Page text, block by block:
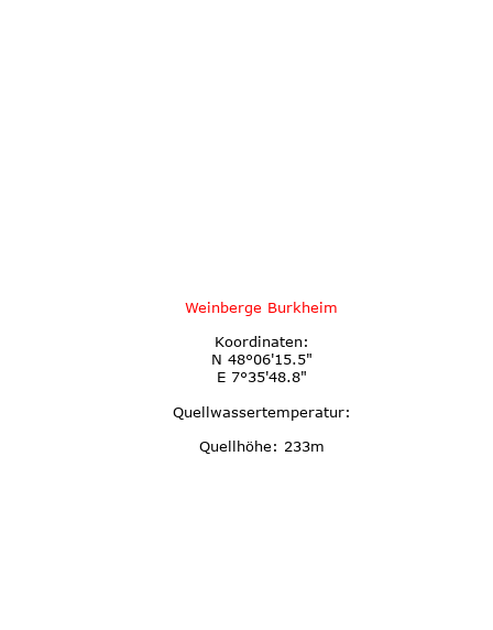
Weinberge Burkheim
Koordinaten:
N 48°06'15.5"
E 7°35'48.8"
Quellwassertemperatur:
Quellhöhe: 233m